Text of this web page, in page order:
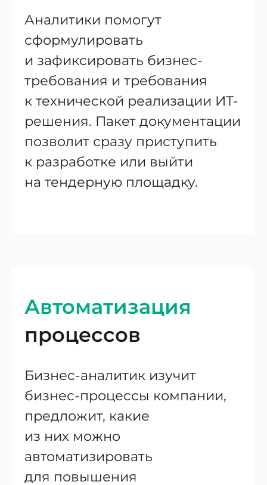
Аналитики помогут
сформулировать
и зафиксировать бизнес-
требования и требования
к технической реализации ИТ-
решения. Пакет документации
позволит сразу приступить
к разработке или выйти
на тендерную площадку.
Автоматизация
процессов
Бизнес-аналитик изучит
бизнес-процессы компании,
предложит, какие
из них можно
автоматизировать
для повышения